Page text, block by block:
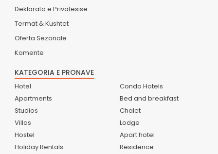
Deklarata e Privatësisë
Termat & Kushtet
Oferta Sezonale
Komente
KATEGORIA E PRONAVE
Hotel
Apartments
Studios
Villas
Hostel
Holiday Rentals
Condo Hotels
Bed and breakfast
Chalet
Lodge
Apart hotel
Residence